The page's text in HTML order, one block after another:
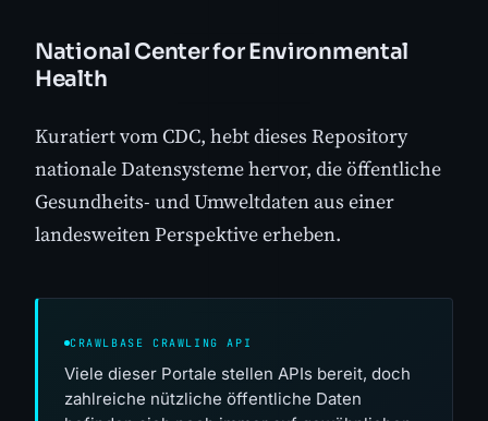
National Center for Environmental
Health
Kuratiert vom CDC, hebt dieses Repository
nationale Datensysteme hervor, die öffentliche
Gesundheits- und Umweltdaten aus einer
landesweiten Perspektive erheben.
CRAWLBASE CRAWLING API
Viele dieser Portale stellen APIs bereit, doch
zahlreiche nützliche öffentliche Daten